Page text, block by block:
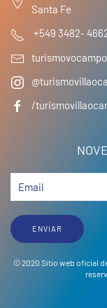
Santa Fe
+549 3482-
/
ENVIAR
© 2020 Sitio web oficial